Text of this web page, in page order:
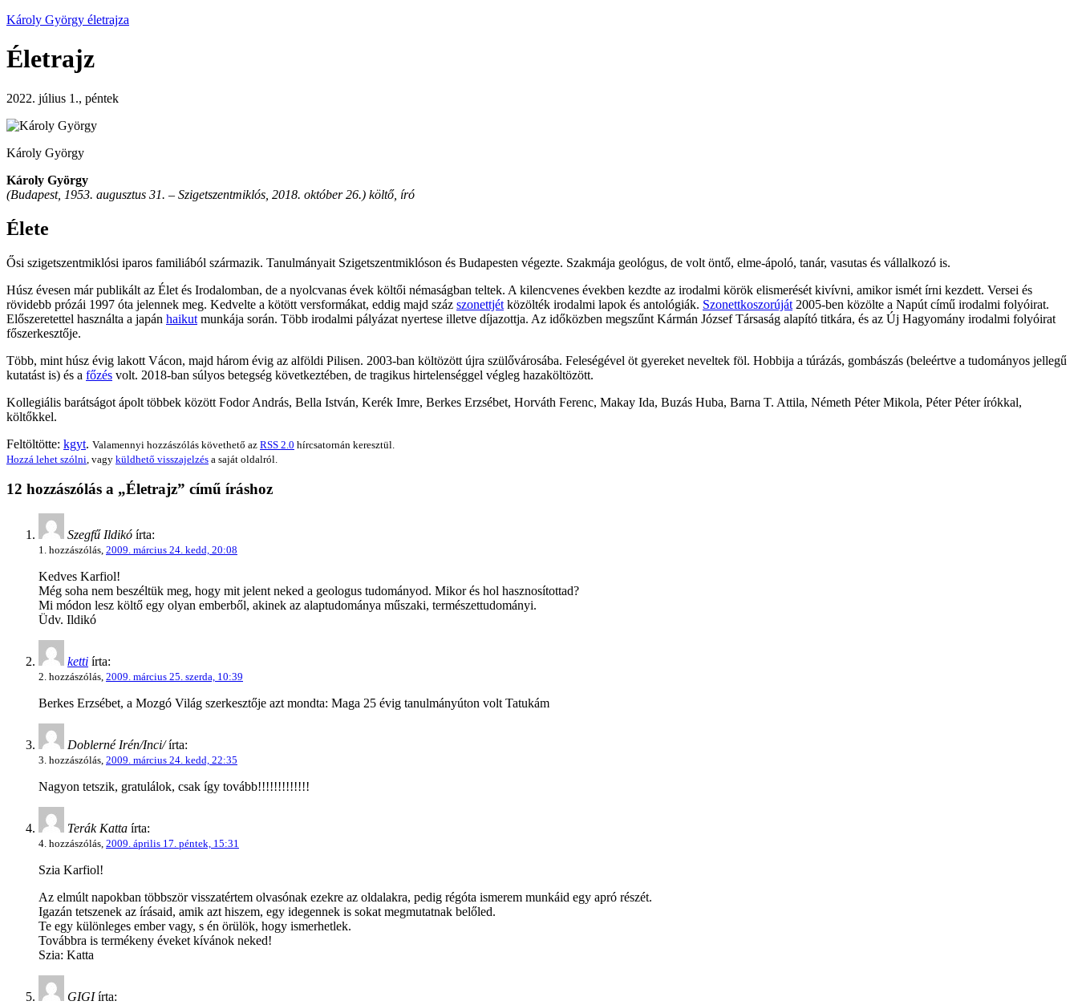
Károly György életrajza
Életrajz
2022. július 1., péntek
Károly György
Károly György
(Budapest, 1953. augusztus 31. – Szigetszentmiklós, 2018. október 26.) költő, író
Élete
Ősi szigetszentmiklósi iparos familiából származik. Tanulmányait Szigetszentmiklóson és Budapesten végezte. Szakmája geológus, de volt öntő, elme-ápoló, tanár, vasutas és vállalkozó is.
Húsz évesen már publikált az Élet és Irodalomban, de a nyolcvanas évek költői némaságban teltek. A kilencvenes években kezdte az irodalmi körök elismerését kivívni, amikor ismét írni kezdett. Versei és
rövidebb prózái 1997 óta jelennek meg. Kedvelte a kötött versformákat, eddig majd száz szonettjét közölték irodalmi lapok és antológiák. Szonettkoszorúját 2005-ben közölte a Napút című irodalmi folyóirat.
Előszeretettel használta a japán haikut munkája során. Több irodalmi pályázat nyertese illetve díjazottja. Az időközben megszűnt Kármán József Társaság alapító titkára, és az Új Hagyomány irodalmi folyóirat
főszerkesztője.
Több, mint húsz évig lakott Vácon, majd három évig az alföldi Pilisen. 2003-ban költözött újra szülővárosába. Feleségével öt gyereket neveltek föl. Hobbija a túrázás, gombászás (beleértve a tudományos jellegű
kutatást is) és a főzés volt. 2018-ban súlyos betegség következtében, de tragikus hirtelenséggel végleg hazaköltözött.
Kollegiális barátságot ápolt többek között Fodor András, Bella István, Kerék Imre, Berkes Erzsébet, Horváth Ferenc, Makay Ida, Buzás Huba, Barna T. Attila, Németh Péter Mikola, Péter Péter írókkal,
költőkkel.
Feltöltötte: kgyt. Valamennyi hozzászólás követhető az RSS 2.0 hírcsatornán keresztül.
Hozzá lehet szólni , vagy küldhető visszajelzés a saját oldalról.
12 hozzászólás a „Életrajz” című íráshoz
Szegfű Ildikó írta:
1. hozzászólás, 2009. március 24. kedd, 20:08
Kedves Karfiol!
Még soha nem beszéltük meg, hogy mit jelent neked a geologus tudományod. Mikor és hol hasznosítottad?
Mi módon lesz költő egy olyan emberből, akinek az alaptudománya műszaki, természettudományi.
Üdv. Ildikó
ketti írta:
2. hozzászólás, 2009. március 25. szerda, 10:39
Berkes Erzsébet, a Mozgó Világ szerkesztője azt mondta: Maga 25 évig tanulmányúton volt Tatukám
Doblerné Irén/Inci/írta:
3. hozzászólás, 2009. március 24. kedd, 22:35
Nagyon tetszik, gratulálok, csak így tovább!!!!!!!!!!!!!
Terák Katta írta:
4. hozzászólás, 2009. április 17. péntek, 15:31
Szia Karfiol!
Az elmúlt napokban többször visszatértem olvasónak ezekre az oldalakra, pedig régóta ismerem munkáid egy apró részét.
Igazán tetszenek az írásaid, amik azt hiszem, egy idegennek is sokat megmutatnak belőled.
Te egy különleges ember vagy, s én örülök, hogy ismerhetlek.
Továbbra is termékeny éveket kívánok neked!
Szia: Katta
GIGIírta: